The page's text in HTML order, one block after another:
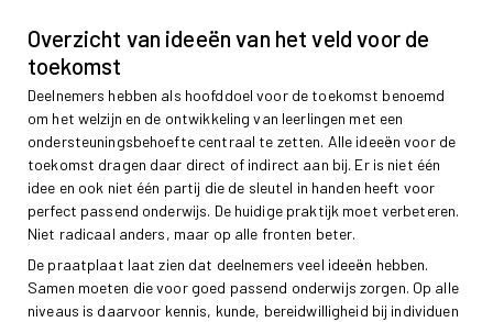
Overzicht van ideeën van het veld voor de
toekomst
Deelnemers hebben als hoofddoel voor de toekomst benoemd
om het welzijn en de ontwikkeling van leerlingen met een
ondersteuningsbehoefte centraal te zetten. Alle ideeën voor de
toekomst dragen daar direct of indirect aan bij. Er is niet één
idee en ook niet één partij die de sleutel in handen heeft voor
perfect passend onderwijs. De huidige praktijk moet verbeteren.
Niet radicaal anders, maar op alle fronten beter.
De praatplaat laat zien dat deelnemers veel ideeën hebben.
Samen moeten die voor goed passend onderwijs zorgen. Op alle
niveaus is daarvoor kennis, kunde, bereidwilligheid bij individuen